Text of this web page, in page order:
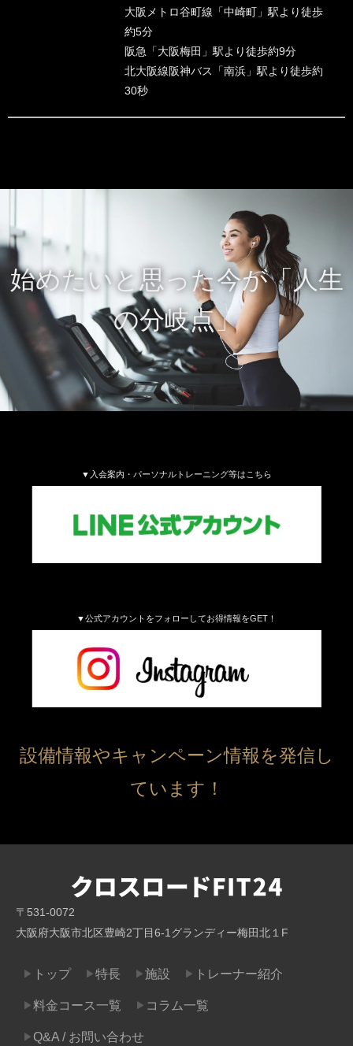
大阪メトロ谷町線「中崎町」駅より徒歩
約5分
阪急「大阪梅田」駅より徒歩約9分
北大阪線阪神バス「南浜」駅より徒歩約
30秒
始めたいと思った今が「人生
の分岐点」
▼入会案内・パーソナルトレーニング等はこちら
▼公式アカウントをフォローしてお得情報をGET！
設備情報やキャンペーン情報を発信し
ています！
〒531-0072
大阪府大阪市北区豊崎2丁目6-1グランディー梅田北１F
▶ トップ ▶ 特長 ▶ 施設 ▶ トレーナー紹介
▶ 料金コース一覧 ▶ コラム一覧
▶ Q&A / お問い合わせ